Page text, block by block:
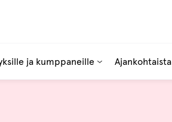
ja kumppaneille Ajankohtaista